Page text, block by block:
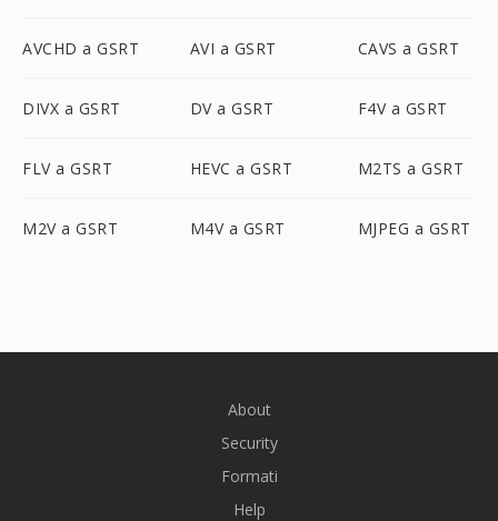
AVCHD a GSRT AVI a GSRT CAVS a GSRT
DIVX a GSRT DV a GSRT F4V a GSRT
FLV a GSRT HEVC a GSRT M2TS a GSRT
M2V a GSRT M4V a GSRT MJPEG a GSRT
About
Security
Formati
Help